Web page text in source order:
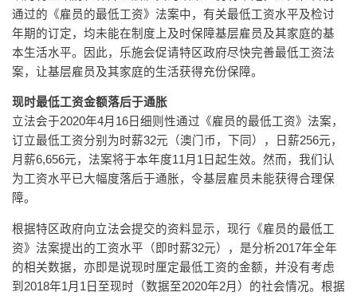
通过的《雇员的最低工资》法案中，有关最低工资水平及检讨
年期的订定，均未能在制度上及时保障基层雇员及其家庭的基
本生活水平。因此，乐施会促请特区政府尽快完善最低工资法
案，让基层雇员及其家庭的生活获得充份保障。
现时最低工资金额落后于通胀
立法会于2020年4月16日细则性通过《雇员的最低工资》法案，
订立最低工资分别为时薪32元（澳门币，下同），日薪256元，
月薪6,656元，法案将于本年度11月1日起生效。然而，我们认
为工资水平已大幅度落后于通胀，令基层雇员未能获得合理保
障。
根据特区政府向立法会提交的资料显示，现行《雇员的最低工
资》法案提出的工资水平（即时薪32元），是分析2017年全年
的相关数据，亦即是说现时厘定最低工资的金额，并没有考虑
到2018年1月1日至现时（数据至2020年2月）的社会情况。根据